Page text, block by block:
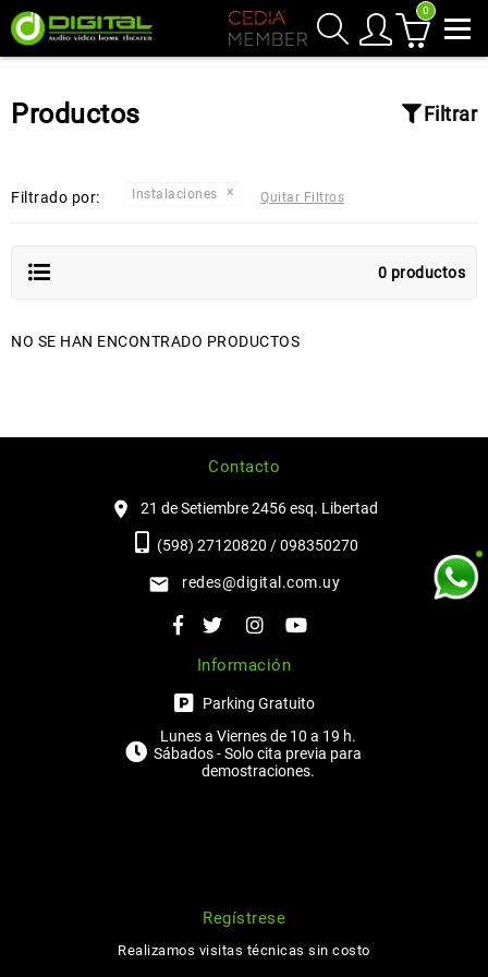
0
Productos Filtrar
Filtrado por: Instalaciones Quitar Filtros
0 productos
NO SE HAN ENCONTRADO PRODUCTOS
Contacto
21 de Setiembre 2456 esq. Libertad
(598) 27120820 / 098350270
redes@digital.com.uy
Información
Parking Gratuito
Lunes a Viernes de 10 a 19 h.
Sábados - Solo cita previa para
demostraciones.
Regístrese
Realizamos visitas técnicas sin costo